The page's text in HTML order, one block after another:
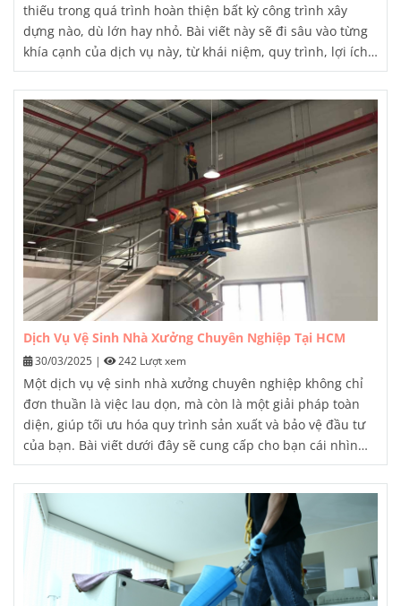
thiếu trong quá trình hoàn thiện bất kỳ công trình xây
dựng nào, dù lớn hay nhỏ. Bài viết này sẽ đi sâu vào từng
khía cạnh của dịch vụ này, từ khái niệm, quy trình, lợi ích
cho đến các lưu ý quan trọng, giúp bạn hiểu rõ hơn về tầm
quan trọng của việcvệ sinh công trình sau xây dựngvà
chủ động trong việc lựa chọn dịch vụ phù hợp.
Dịch Vụ Vệ Sinh Nhà Xưởng Chuyên Nghiệp Tại HCM
30/03/2025 | 242 Lượt xem
Một dịch vụ vệ sinh nhà xưởng chuyên nghiệp không chỉ
đơn thuần là việc lau dọn, mà còn là một giải pháp toàn
diện, giúp tối ưu hóa quy trình sản xuất và bảo vệ đầu tư
của bạn. Bài viết dưới đây sẽ cung cấp cho bạn cái nhìn
sâu sắc về tầm quan trọng và những lợi ích khi sử dụng
dịch vụvệ sinh nhà xưởngchuyên nghiệp tại Thành phố
Hồ Chí Minh.